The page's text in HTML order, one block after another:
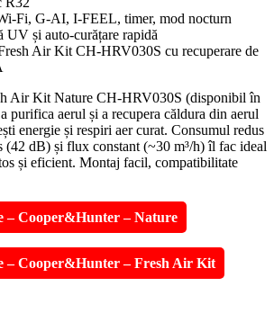
Fi, G-AI, I-FEEL, timer, mod nocturn
UV și auto-curățare rapidă
Air Kit CH-HRV030S cu recuperare de
Air Kit Nature CH-HRV030S (disponibil în
purifica aerul și a recupera căldura din aerul
energie și respiri aer curat. Consumul redus
dB) și flux constant (~30 m³/h) îl fac ideal
și eficient. Montaj facil, compatibilitate
– Cooper&Hunter – Nature
– Cooper&Hunter – Fresh Air Kit